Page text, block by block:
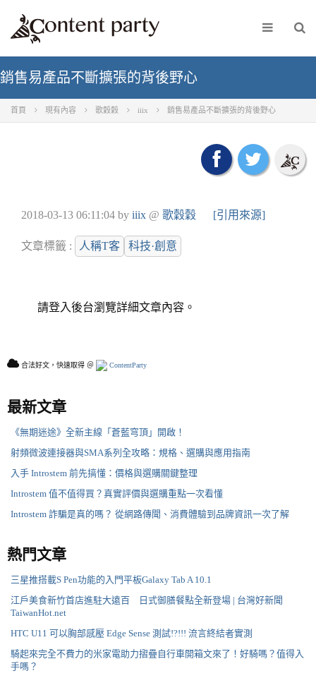
銷售易產品不斷擴張的背後野心
首頁 現有內容 歌穀穀 iiix 銷售易產品不斷擴張的背後野心
2018-03-13 06:11:04 by iiix @ 歌穀穀 [引用來源]
文章標籤 : 人稱T客 科技·創意
請登入後台瀏覽詳細文章內容。
合法好文，快速取得 ＠ ContentParty
最新文章
《無期迷途》全新主線「蒼藍穹頂」開啟！
射頻微波連接器與SMA系列全攻略：規格、選購與應用指南
入手 Introstem 前先搞懂：價格與選購關鍵整理
Introstem 值不值得買？真實評價與選購重點一次看懂
Introstem 詐騙是真的嗎？ 從網路傳聞、消費體驗到品牌資訊一次了解
熱門文章
三星推搭載S Pen功能的入門平板Galaxy Tab A 10.1
江戶美食新竹首店進駐大遠百 日式御膳餐點全新登場 | 台灣好新聞
TaiwanHot.net
HTC U11 可以胸部感壓 Edge Sense 測試!?!!! 流言終結者實測
騎起來完全不費力的米家電助力摺疊自行車開箱文來了！好騎嗎？值得入
手嗎？